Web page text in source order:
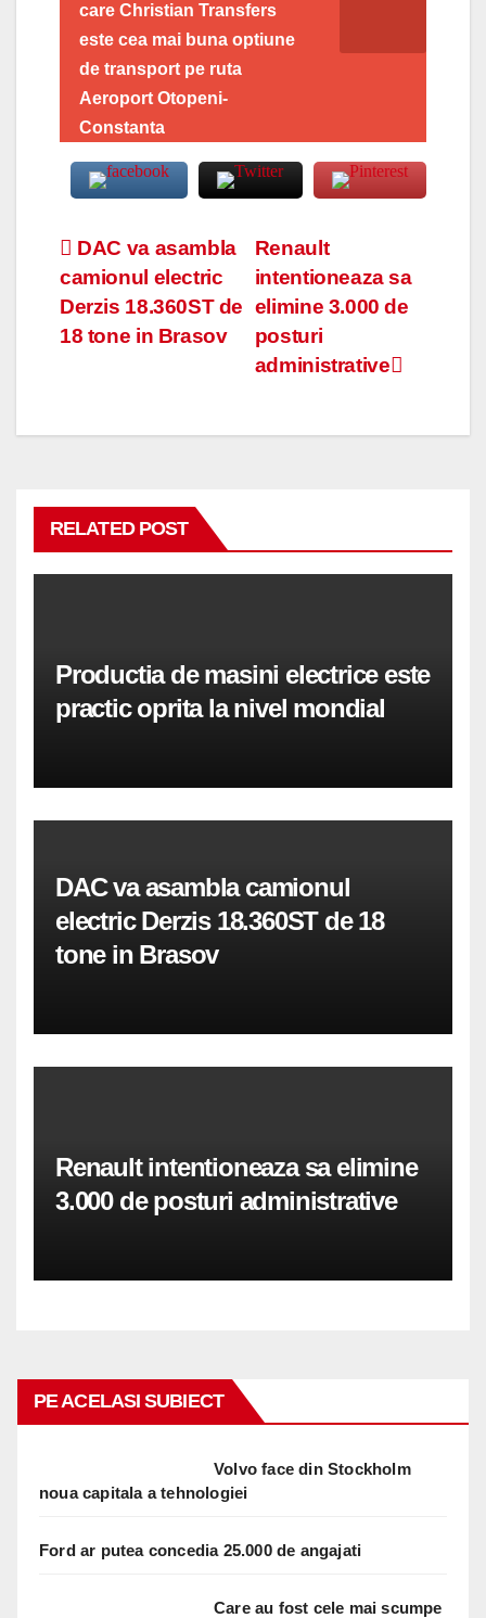
care Christian Transfers
este cea mai buna optiune
de transport pe ruta
Aeroport Otopeni-
Constanta
Navigare
în
articole
Renault
intentioneaza sa
elimine 3.000 de
posturi
administrative
DAC va asambla
camionul electric
Derzis 18.360ST de
18 tone in Brasov
RELATED POST
Productia de masini electrice este
practic oprita la nivel mondial
DAC va asambla camionul
electric Derzis 18.360ST de 18
tone in Brasov
Renault intentioneaza sa elimine
3.000 de posturi administrative
PE ACELASI SUBIECT
Volvo face din Stockholm
noua capitala a tehnologiei
Ford ar putea concedia 25.000 de angajati
Care au fost cele mai scumpe